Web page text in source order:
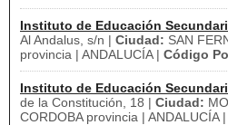
Instituto de Educación
Al Andalus, s/n | Ciudad: SAN
provincia | ANDALUCÍA | Código
Instituto de Educación
de la Constitución, 18 | Ciudad:
CORDOBA provincia | ANDALUCÍA |